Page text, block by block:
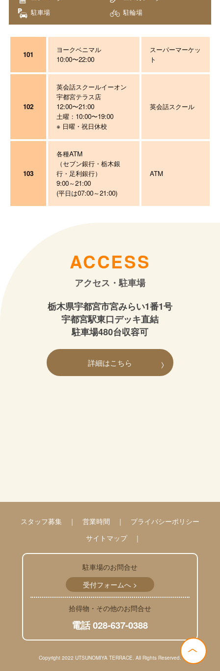
駐車場
駐輪場
101
ヨークベニマル
10:00〜22:00
スーパーマーケッ
ト
102
英会話スクールイーオン
宇都宮テラス店
12:00〜21:00
土曜：10:00〜19:00
※ 日曜・祝日休校
英会話スクール
103
各種ATM
（セブン銀行・栃木銀
行・足利銀行）
9:00～21:00
(平日は07:00～21:00)
ATM
ACCESS
アクセス・駐車場
栃木県宇都宮市宮みらい1番1号
宇都宮駅東口デッキ直結
駐車場480台収容可
詳細はこちら
<
スタッフ募集 営業時間
プライバシーポリシー
サイトマップ
駐車場のお問合せ
受付フォームへ >
拾得物・その他のお問合せ
電話 028-637-0388
Copyright 2022 UTSUNOMIYA TERRACE. All Rights Reserved.